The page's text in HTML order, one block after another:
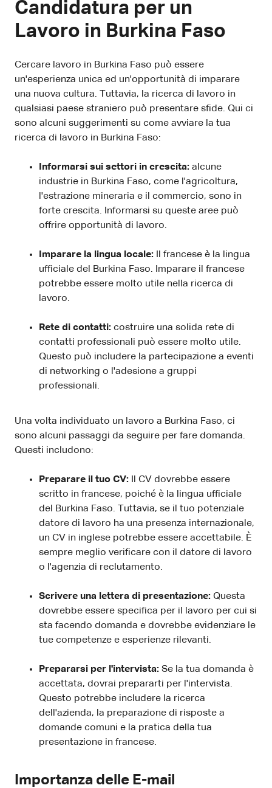
Candidatura per un
Lavoro in Burkina Faso
Cercare lavoro in Burkina Faso può essere
un'esperienza unica ed un'opportunità di imparare
una nuova cultura. Tuttavia, la ricerca di lavoro in
qualsiasi paese straniero può presentare sfide. Qui ci
sono alcuni suggerimenti su come avviare la tua
ricerca di lavoro in Burkina Faso:
Informarsi sui settori in crescita: alcune
industrie in Burkina Faso, come l'agricoltura,
l'estrazione mineraria e il commercio, sono in
forte crescita. Informarsi su queste aree può
offrire opportunità di lavoro.
Imparare la lingua locale: Il francese è la lingua
ufficiale del Burkina Faso. Imparare il francese
potrebbe essere molto utile nella ricerca di
lavoro.
Rete di contatti: costruire una solida rete di
contatti professionali può essere molto utile.
Questo può includere la partecipazione a eventi
di networking o l'adesione a gruppi
professionali.
Una volta individuato un lavoro a Burkina Faso, ci
sono alcuni passaggi da seguire per fare domanda.
Questi includono:
Preparare il tuo CV: Il CV dovrebbe essere
scritto in francese, poiché è la lingua ufficiale
del Burkina Faso. Tuttavia, se il tuo potenziale
datore di lavoro ha una presenza internazionale,
un CV in inglese potrebbe essere accettabile. È
sempre meglio verificare con il datore di lavoro
o l'agenzia di reclutamento.
Scrivere una lettera di presentazione: Questa
dovrebbe essere specifica per il lavoro per cui si
sta facendo domanda e dovrebbe evidenziare le
tue competenze e esperienze rilevanti.
Prepararsi per l'intervista: Se la tua domanda è
accettata, dovrai prepararti per l'intervista.
Questo potrebbe includere la ricerca
dell'azienda, la preparazione di risposte a
domande comuni e la pratica della tua
presentazione in francese.
Importanza delle E-mail